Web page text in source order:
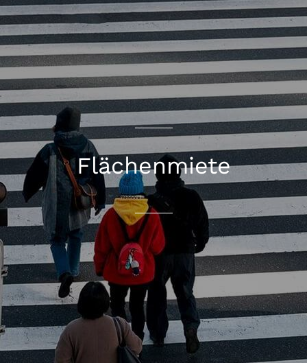
Flächenmiete